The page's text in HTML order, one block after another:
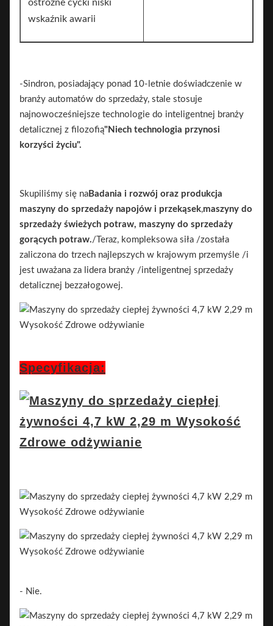
ostrożne cycki niski
wskaźnik awarii
-Sindron, posiadający ponad 10-letnie doświadczenie w
branży automatów do sprzedaży, stale stosuje
najnowocześniejsze technologie do inteligentnej branży
detalicznej z filozofią"Niech technologia przynosi
korzyści życiu".
Skupiliśmy się na Badania i rozwój oraz produkcja
maszyny do sprzedaży napojów i przekąsek,maszyny do
sprzedaży świeżych potraw, maszyny do sprzedaży
gorących potraw./Teraz, kompleksowa siła /została
zaliczona do trzech najlepszych w krajowym przemyśle /i
jest uważana za lidera branży /inteligentnej sprzedaży
detalicznej bezzałogowej.
Specyfikacja:
- Nie.